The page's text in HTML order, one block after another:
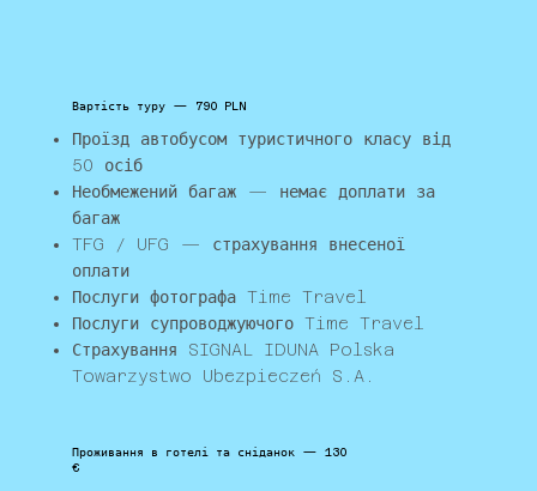
Вартість туру — 790 PLN
Проїзд автобусом туристичного класу від
50 осіб
Необмежений багаж — немає доплати за
багаж
TFG / UFG — страхування внесеної
оплати
Послуги фотографа Time Travel
Послуги супроводжуючого Time Travel
Страхування SIGNAL IDUNA Polska
Towarzystwo Ubezpieczeń S.A.
Проживання в готелі та сніданок — 130
€